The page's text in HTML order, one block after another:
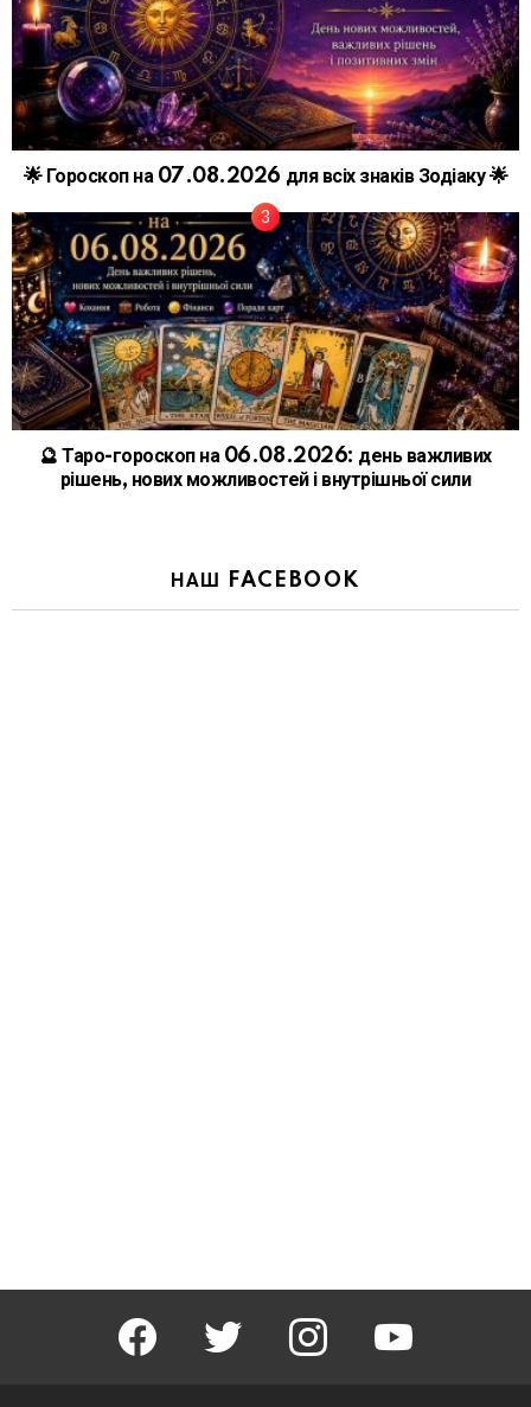
🌟 Гороскоп на 07.08.2026 для всіх знаків Зодіаку 🌟
🔮 Таро-гороскоп на 06.08.2026: день важливих
рішень, нових можливостей і внутрішньої сили
НАШ FACEBOOK
facebook twitter instagram